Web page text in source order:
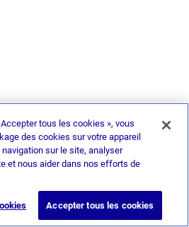
tous les cookies », vous
des cookies sur votre appareil
sur le site, analyser
et nous aider dans nos efforts de
Accepter tous les cookies